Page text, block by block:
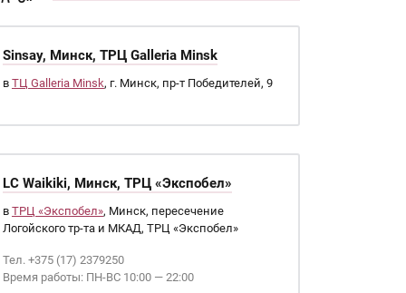
Sinsay, Минск, ТРЦ Galleria Minsk
в ТЦ Galleria Minsk, г. Минск, пр-т Победителей, 9
LC Waikiki, Минск, ТРЦ «Экспобел»
в ТРЦ «Экспобел», Минск, пересечение
Логойского тр-та и МКАД, ТРЦ «Экспобел»
Тел. +375 (17) 2379250
Время работы: ПН-ВС 10:00 — 22:00